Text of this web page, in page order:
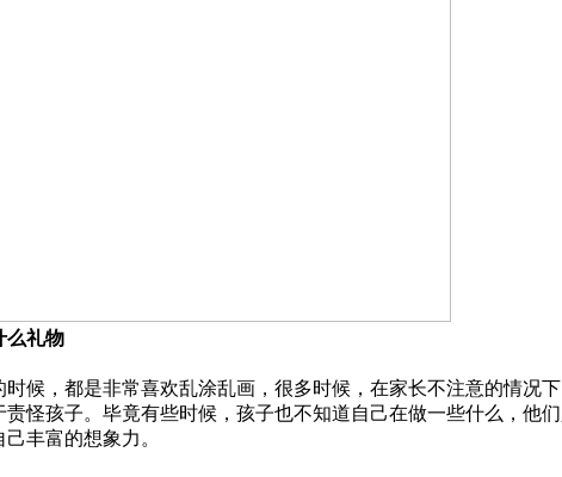
么礼物
候，都是非常喜欢乱涂乱画，很多时候，在家长不注意的情况
责怪孩子。毕竟有些时候，孩子也不知道自己在做一些什么，他
丰富的想象力。